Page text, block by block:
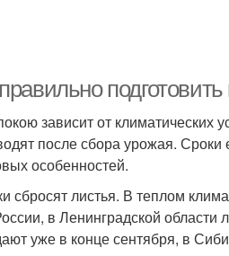
подготовить
зависит от климатических
после сбора урожая. Сроки
особенностей.
сбросят листья. В теплом
в Ленинградской области
уже в конце сентября, в